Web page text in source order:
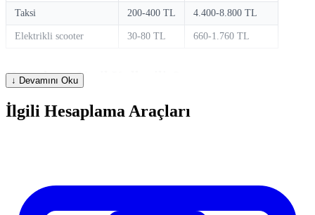
Taksi 200-400 TL 4.400-8.800 TL
Elektrikli scooter 30-80 TL 660-1.760 TL
Hesaplama Nasil Kullanilir?
Hesaplayicimizi kullanmak cok basittir. Ilgili alanlara gerekli
Sikca Sorulan Sorular
↓ Devamını Oku
İlgili Hesaplama Araçları